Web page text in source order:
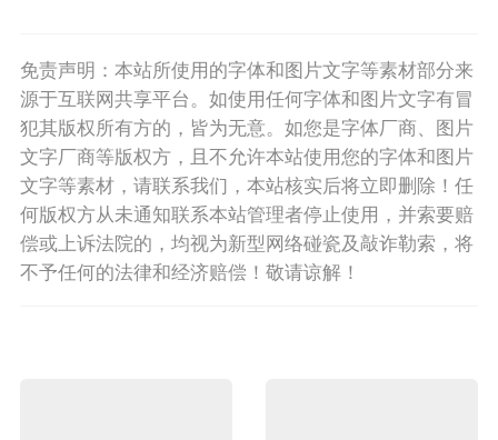
免责声明：本站所使用的字体和图片文字等素材部分来
源于互联网共享平台。如使用任何字体和图片文字有冒
犯其版权所有方的，皆为无意。如您是字体厂商、图片
文字厂商等版权方，且不允许本站使用您的字体和图片
文字等素材，请联系我们，本站核实后将立即删除！任
何版权方从未通知联系本站管理者停止使用，并索要赔
偿或上诉法院的，均视为新型网络碰瓷及敲诈勒索，将
不予任何的法律和经济赔偿！敬请谅解！